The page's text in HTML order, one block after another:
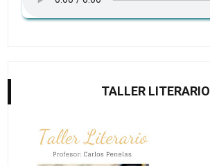
TALLER LITERARIO